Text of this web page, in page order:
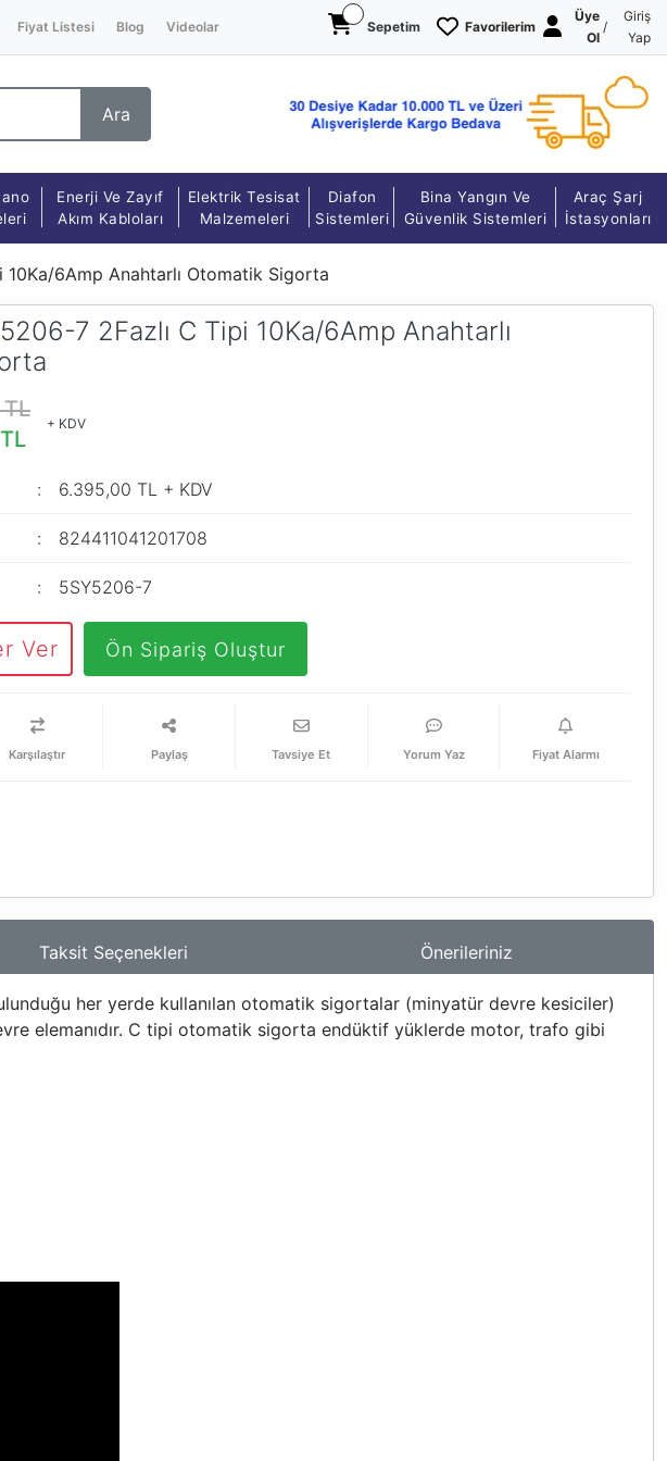
Fiyat Listesi Blog Videolar Sepetim Favorilerim
Üye
Ol
/
Giriş
Yap
Ara
Enerji Ve Zayıf
Akım Kabloları
Elektrik Tesisat
Malzemeleri
Diafon
Sistemleri
Bina Yangın Ve
Güvenlik Sistemleri
Araç Şarj
İstasyonları
10Ka/6Amp Anahtarlı Otomatik Sigorta
7 2Fazlı C Tipi 10Ka/6Amp Anahtarlı
+ KDV
6.395,00 TL + KDV
824411041201708
5SY5206-7
Ver Ön Sipariş Oluştur
Karşılaştır Paylaş Tavsiye Et Yorum Yaz Fiyat Alarmı
Taksit Seçenekleri Önerileriniz
her yerde kullanılan otomatik sigortalar (minyatür devre kesiciler)
elemanıdır. C tipi otomatik sigorta endüktif yüklerde motor, trafo gibi